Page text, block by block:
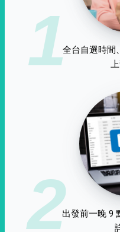
1全台自選時間
2出發前一晚 9